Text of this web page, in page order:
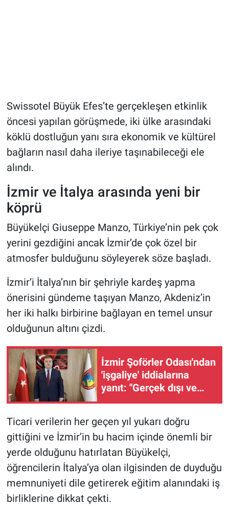
Swissotel Büyük Efes’te gerçekleşen etkinlik
öncesi yapılan görüşmede, iki ülke arasındaki
köklü dostluğun yanı sıra ekonomik ve kültürel
bağların nasıl daha ileriye taşınabileceği ele
alındı.
İzmir ve İtalya arasında yeni bir
köprü
Büyükelçi Giuseppe Manzo, Türkiye’nin pek çok
yerini gezdiğini ancak İzmir’de çok özel bir
atmosfer bulduğunu söyleyerek söze başladı.
İzmir’i İtalya’nın bir şehriyle kardeş yapma
önerisini gündeme taşıyan Manzo, Akdeniz’in
her iki halkı birbirine bağlayan en temel unsur
olduğunun altını çizdi.
İzmir Şoförler Odası'ndan
'işgaliye' iddialarına
yanıt: "Gerçek dışı ve
odamızla ilgisi yok"
Ticari verilerin her geçen yıl yukarı doğru
gittiğini ve İzmir’in bu hacim içinde önemli bir
yerde olduğunu hatırlatan Büyükelçi,
öğrencilerin İtalya’ya olan ilgisinden de duyduğu
memnuniyeti dile getirerek eğitim alanındaki iş
birliklerine dikkat çekti.